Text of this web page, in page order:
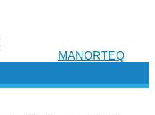
MANORTEQ